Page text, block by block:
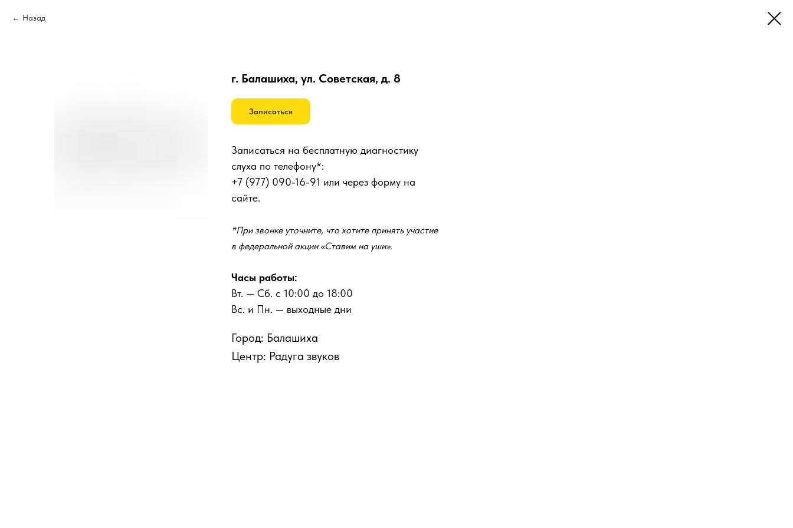
Назад
г. Балашиха, ул. Советская, д. 8
Записаться
Записаться на бесплатную диагностику
слуха по телефону*:
+7 (977) 090-16-91 или через форму на
сайте.
*При звонке уточните, что хотите принять участие
в федеральной акции «Ставим на уши».
Часы работы:
Вт. — Сб. с 10:00 до 18:00
Вс. и Пн. — выходные дни
Город: Балашиха
Центр: Радуга звуков